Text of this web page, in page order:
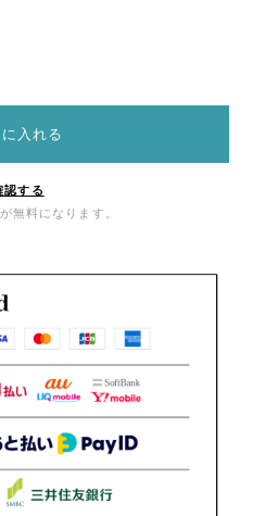
入れる
認する
無料になります。